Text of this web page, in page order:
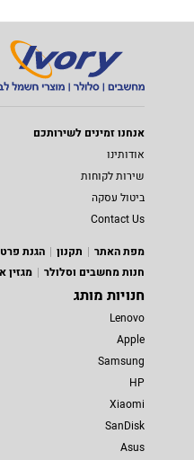
אנחנו זמינים לשירותכם
אודותינו
שירות לקוחות
ביטול עסקה
Contact Us
מפת האתר
תקנון הגנת
חנות מחשבים וסלולר
מגזין
חנויות מותג
Lenovo
Apple
Samsung
HP
Xiaomi
SanDisk
Asus